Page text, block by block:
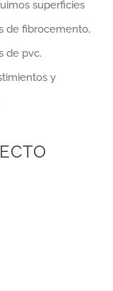
superficies
de fibrocemento,
de pvc.
y